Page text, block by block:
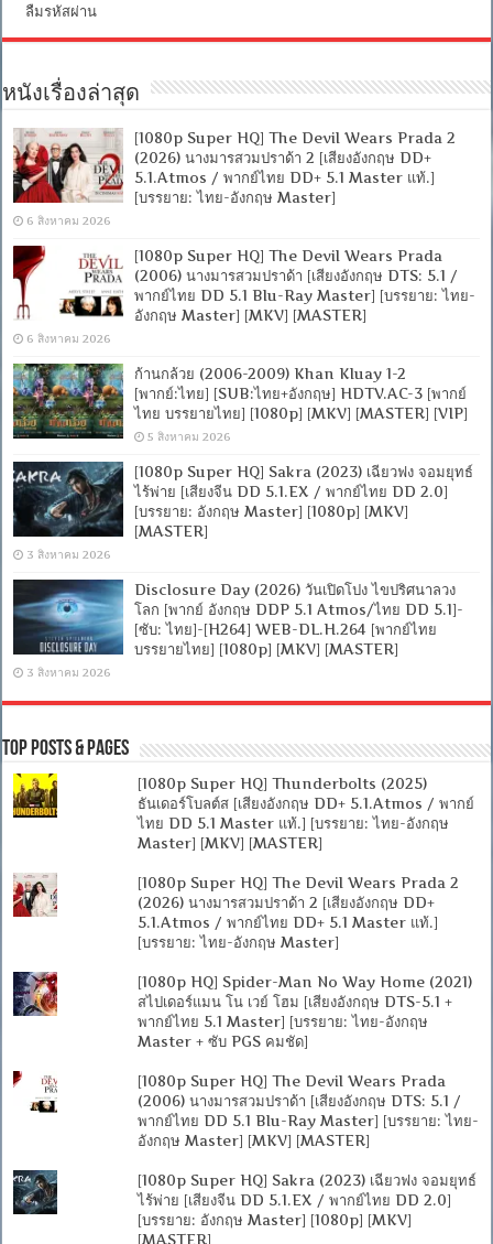
ลืมรหัสผ่าน
หนังเรื่องล่าสุด
[1080p Super HQ] The Devil Wears Prada 2
(2026) นางมารสวมปราด้า 2 [เสียงอังกฤษ DD+
5.1.Atmos / พากย์ไทย DD+ 5.1 Master แท้.]
[บรรยาย: ไทย-อังกฤษ Master]
6 สิงหาคม 2026
[1080p Super HQ] The Devil Wears Prada
(2006) นางมารสวมปราด้า [เสียงอังกฤษ DTS: 5.1 /
พากย์ไทย DD 5.1 Blu-Ray Master] [บรรยาย: ไทย-
อังกฤษ Master] [MKV] [MASTER]
6 สิงหาคม 2026
ก้านกล้วย (2006-2009) Khan Kluay 1-2
[พากย์:ไทย] [SUB:ไทย+อังกฤษ] HDTV.AC-3 [พากย์
ไทย บรรยายไทย] [1080p] [MKV] [MASTER] [VIP]
5 สิงหาคม 2026
[1080p Super HQ] Sakra (2023) เฉียวฟง จอมยุทธ์
ไร้พ่าย [เสียงจีน DD 5.1.EX / พากย์ไทย DD 2.0]
[บรรยาย: อังกฤษ Master] [1080p] [MKV]
[MASTER]
3 สิงหาคม 2026
Disclosure Day (2026) วันเปิดโปง ไขปริศนาลวง
โลก [พากย์ อังกฤษ DDP 5.1 Atmos/ไทย DD 5.1]-
[ซับ: ไทย]-[H264] WEB-DL.H.264 [พากย์ไทย
บรรยายไทย] [1080p] [MKV] [MASTER]
3 สิงหาคม 2026
Top Posts & Pages
[1080p Super HQ] Thunderbolts (2025)
ธันเดอร์โบลต์ส [เสียงอังกฤษ DD+ 5.1.Atmos / พากย์
ไทย DD 5.1 Master แท้.] [บรรยาย: ไทย-อังกฤษ
Master] [MKV] [MASTER]
[1080p Super HQ] The Devil Wears Prada 2
(2026) นางมารสวมปราด้า 2 [เสียงอังกฤษ DD+
5.1.Atmos / พากย์ไทย DD+ 5.1 Master แท้.]
[บรรยาย: ไทย-อังกฤษ Master]
[1080p HQ] Spider-Man No Way Home (2021)
สไปเดอร์แมน โน เวย์ โฮม [เสียงอังกฤษ DTS-5.1 +
พากย์ไทย 5.1 Master] [บรรยาย: ไทย-อังกฤษ
Master + ซับ PGS คมชัด]
[1080p Super HQ] The Devil Wears Prada
(2006) นางมารสวมปราด้า [เสียงอังกฤษ DTS: 5.1 /
พากย์ไทย DD 5.1 Blu-Ray Master] [บรรยาย: ไทย-
อังกฤษ Master] [MKV] [MASTER]
[1080p Super HQ] Sakra (2023) เฉียวฟง จอมยุทธ์
ไร้พ่าย [เสียงจีน DD 5.1.EX / พากย์ไทย DD 2.0]
[บรรยาย: อังกฤษ Master] [1080p] [MKV]
[MASTER]